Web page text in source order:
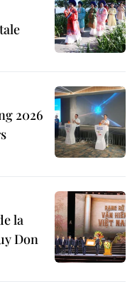
2026
la
Don